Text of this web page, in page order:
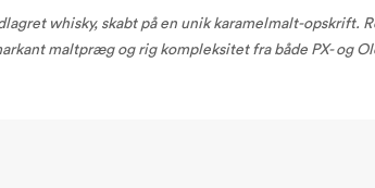
whisky, skabt på en unik karamelmalt-opskrift.
maltpræg og rig kompleksitet fra både PX- og